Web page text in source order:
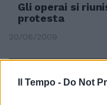
Il Tempo - Do Not
Gli operai si
protesta
20/06/2009
Ma in Sicilia si